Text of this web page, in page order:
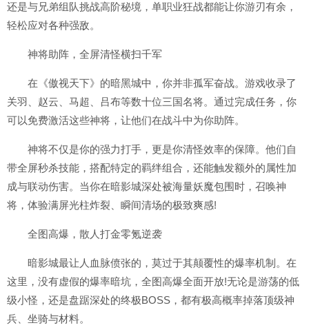
还是与兄弟组队挑战高阶秘境，单职业狂战都能让你游刃有余，
轻松应对各种强敌。
神将助阵，全屏清怪横扫千军
在《傲视天下》的暗黑城中，你并非孤军奋战。游戏收录了
关羽、赵云、马超、吕布等数十位三国名将。通过完成任务，你
可以免费激活这些神将，让他们在战斗中为你助阵。
神将不仅是你的强力打手，更是你清怪效率的保障。他们自
带全屏秒杀技能，搭配特定的羁绊组合，还能触发额外的属性加
成与联动伤害。当你在暗影城深处被海量妖魔包围时，召唤神
将，体验满屏光柱炸裂、瞬间清场的极致爽感!
全图高爆，散人打金零氪逆袭
暗影城最让人血脉偾张的，莫过于其颠覆性的爆率机制。在
这里，没有虚假的爆率暗坑，全图高爆全面开放!无论是游荡的低
级小怪，还是盘踞深处的终极BOSS，都有极高概率掉落顶级神
兵、坐骑与材料。